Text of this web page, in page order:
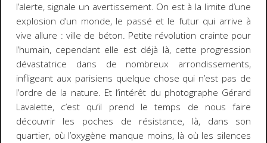
l’alerte, signale un avertissement. On est à la limite d’une
explosion d’un monde, le passé et le futur qui arrive à
vive allure : ville de béton. Petite révolution crainte pour
l’humain, cependant elle est déjà là, cette progression
dévastatrice dans de nombreux arrondissements,
infligeant aux parisiens quelque chose qui n’est pas de
l’ordre de la nature. Et l’intérêt du photographe Gérard
Lavalette, c’est qu’il prend le temps de nous faire
découvrir les poches de résistance, là, dans son
quartier, où l’oxygène manque moins, là où les silences